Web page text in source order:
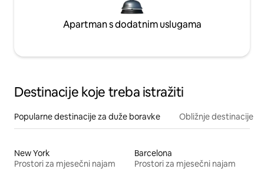
Apartman s dodatnim uslugama
Destinacije koje treba istražiti
Popularne destinacije za duže boravke Obližnje destinacije
New York
Prostori za mjesečni najam
Barcelona
Prostori za mjesečni najam